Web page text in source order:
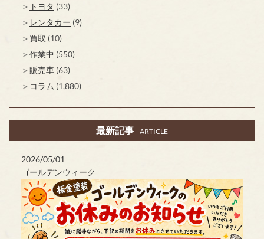
トヨタ (33)
レンタカー (9)
買取 (10)
作業中 (550)
販売車 (63)
コラム (1,880)
最新記事 ARTICLE
2026/05/01
ゴールデンウィーク